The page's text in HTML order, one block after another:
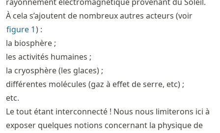
À cela s’ajoutent de nombreux autres acteurs (voir
figure 1) :
la biosphère ;
les activités humaines ;
la cryosphère (les glaces) ;
différentes molécules (gaz à effet de serre, etc) ;
etc.
Le tout étant interconnecté ! Nous nous limiterons ici à
exposer quelques notions concernant la physique de